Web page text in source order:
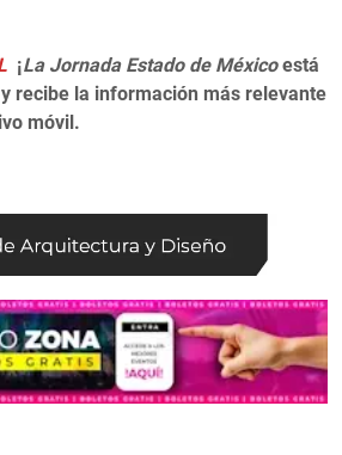
¡La Jornada Estado de Méxicoestá
recibe la información más relevante
móvil.